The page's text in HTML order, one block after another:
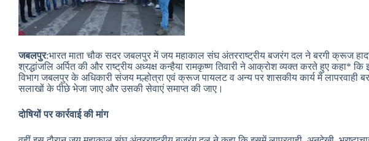
जबलपुर:भारत माता चौक सदर जबलपुर में जय महाकाल संघ अंतरराष्ट्रीय बजरंग दल ने बरगी क्रूज
श्रद्धांजलि अर्पित की और राष्ट्रीय अध्यक्ष कन्हैया रामकृष्ण तिवारी ने आक्रोश व्यक्त करते हुए कहा* कि
विभाग जबलपुर के अधिकारी संजय मल्होत्रा एवं क्रूज पायलट व अन्य पर शासकीय कार्य में लापरवाही
सलाखों के पीछे भेजा जाए और उसकी सेवाएं समाप्त की जाए।
दोषियों पर कार्रवाई की मांग